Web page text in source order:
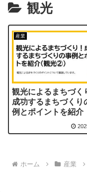
観光
産業
観光によるまちづく
成功するまちづくり
例とポイントを紹介
ホーム 産業